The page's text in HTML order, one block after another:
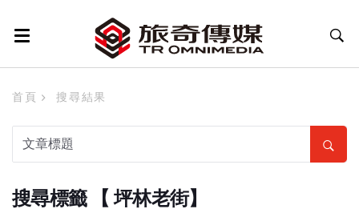
首頁 搜尋結果
搜尋標籤 【 坪林老街】